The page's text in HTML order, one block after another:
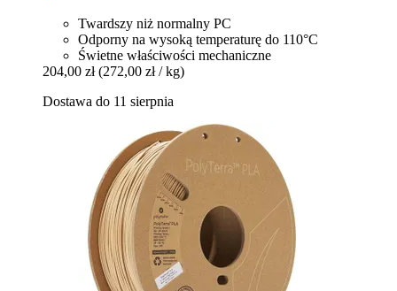
Twardszy niż normalny PC
Odporny na wysoką temperaturę do 110°C
Świetne właściwości mechaniczne
204,00 zł (272,00 zł / kg)
Dostawa do 11 sierpnia